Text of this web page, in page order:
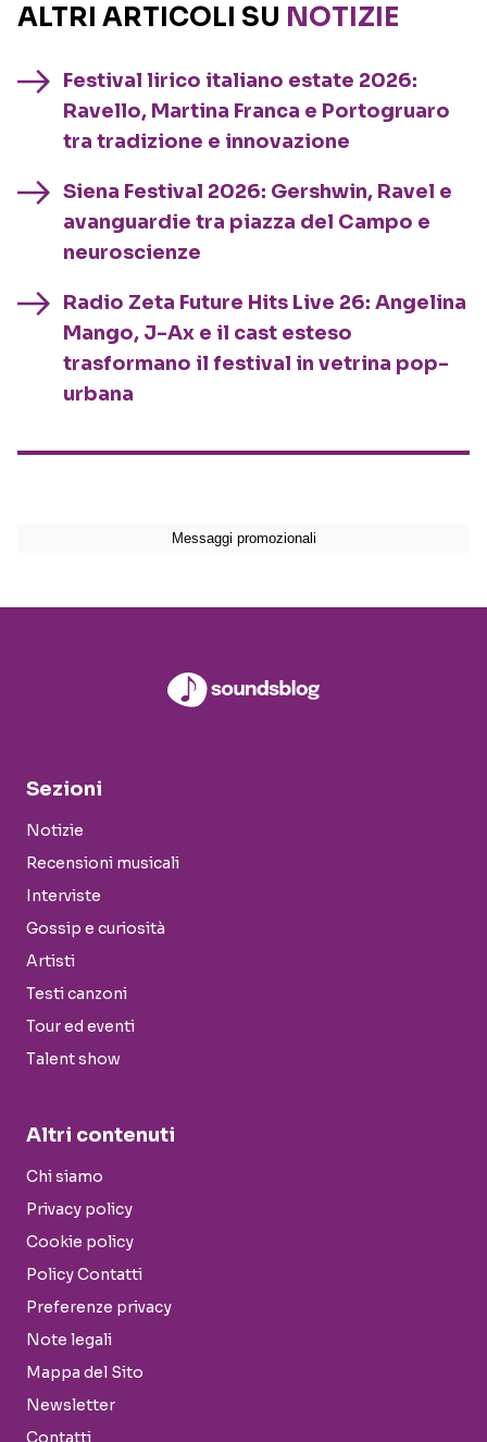
ALTRI ARTICOLI SU NOTIZIE
Festival lirico italiano estate 2026:
Ravello, Martina Franca e Portogruaro
tra tradizione e innovazione
Siena Festival 2026: Gershwin, Ravel e
avanguardie tra piazza del Campo e
neuroscienze
Radio Zeta Future Hits Live 26: Angelina
Mango, J-Ax e il cast esteso
trasformano il festival in vetrina pop-
urbana
Sezioni
Notizie
Recensioni musicali
Interviste
Gossip e curiosità
Artisti
Testi canzoni
Tour ed eventi
Talent show
Altri contenuti
Chi siamo
Privacy policy
Cookie policy
Policy Contatti
Preferenze privacy
Note legali
Mappa del Sito
Newsletter
Contatti